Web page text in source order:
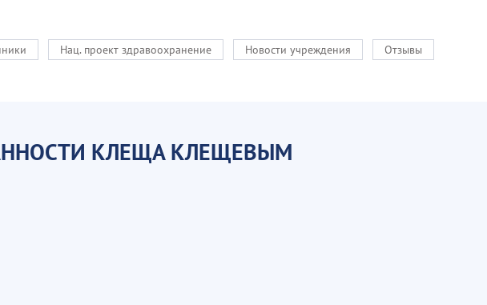
Нац. проект здравоохранение Новости учреждения
Отзывы
КЛЕЩА КЛЕЩЕВЫМ